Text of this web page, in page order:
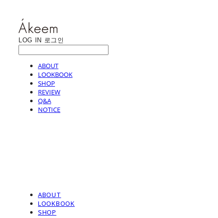
LOG IN 로그인
ABOUT
LOOKBOOK
SHOP
REVIEW
Q&A
NOTICE
ABOUT
LOOKBOOK
SHOP